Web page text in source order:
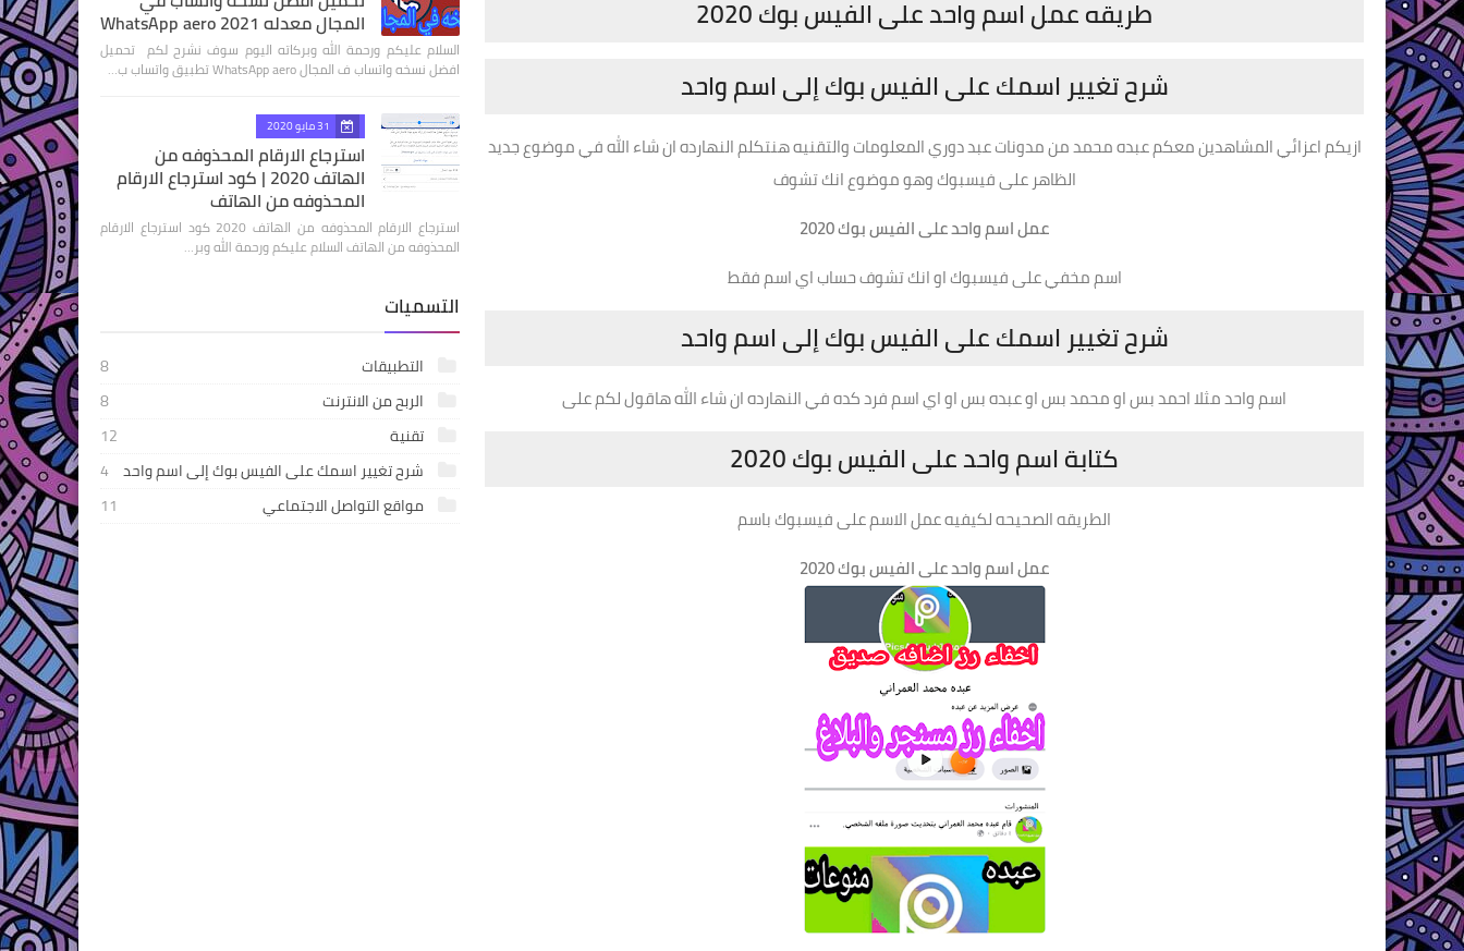
طريقه عمل اسم واحد على الفيس بوك 2020
شرح تغيير اسمك على الفيس بوك إلى اسم واحد
ازيكم اعزائي المشاهدين معكم عبده محمد من مدونات عبد دوري المعلومات والتقنيه هنتكلم النهارده ان شاء الله في موضوع جديد
الظاهر على فيسبوك وهو موضوع انك تشوف
عمل اسم واحد على الفيس بوك 2020
اسم مخفي على فيسبوك او انك تشوف حساب اي اسم فقط
شرح تغيير اسمك على الفيس بوك إلى اسم واحد
اسم واحد مثلا احمد بس او محمد بس او عبده بس او اي اسم فرد كده في النهارده ان شاء الله هاقول لكم على
كتابة اسم واحد على الفيس بوك 2020
الطريقه الصحيحه لكيفيه عمل الاسم على فيسبوك باسم
عمل اسم واحد على الفيس بوك 2020
المجال معدله 2021 WhatsApp aero
السلام عليكم ورحمة الله وبركاته اليوم سوف نشرح لكم تحميل
افضل نسخه واتساب ف المجال WhatsApp aero تطبيق واتساب ب…
31 مايو 2020
استرجاع الارقام المحذوفه من
الهاتف 2020 | كود استرجاع الارقام
المحذوفه من الهاتف
استرجاع الارقام المحذوفه من الهاتف 2020 كود استرجاع الارقام
المحذوفه من الهاتف السلام عليكم ورحمة الله وبر…
التسميات
التطبيقات
8
الربح من الانترنت
8
تقنية
12
شرح تغيير اسمك على الفيس بوك إلى اسم واحد 4
مواقع التواصل الاجتماعي
11